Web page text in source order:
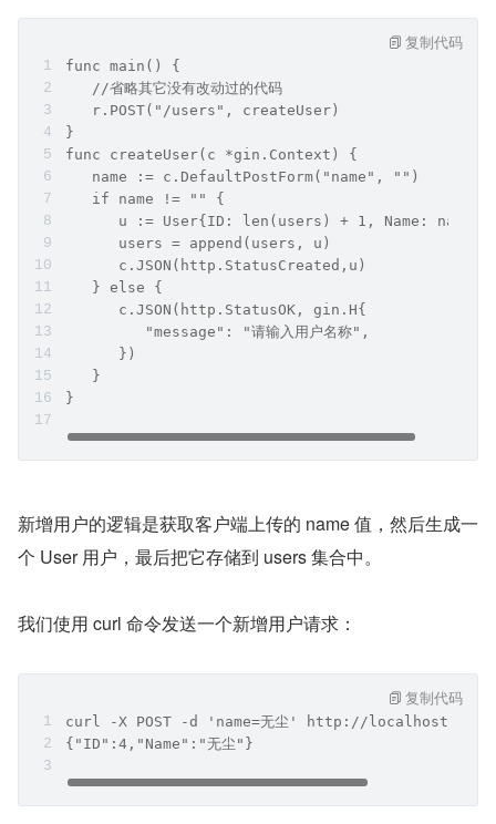
func main() {
   //省略其它没有改动过的代码
   r.POST("/users", createUser)
}
func createUser(c *gin.Context) {
   name := c.DefaultPostForm("name", "")
   if name != "" {
      u := User{ID: len(users) + 1, Name: name}
      users = append(users, u)
      c.JSON(http.StatusCreated,u)
   } else {
      c.JSON(http.StatusOK, gin.H{
         "message": "请输入用户名称",
      })
   }
}
复制代码
新增用户的逻辑是获取客户端上传的 name 值，然后生成一
个 User 用户，最后把它存储到 users 集合中。
我们使用 curl 命令发送一个新增用户请求：
curl -X POST -d 'name=无尘' http://
{"ID":4,"Name":"无尘"}
复制代码